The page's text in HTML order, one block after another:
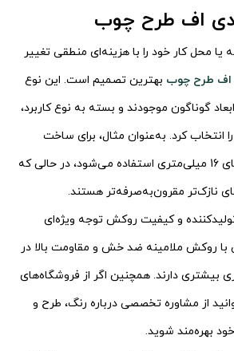
دی اف طرح چوب
یا محل کار خود را با هزینه‌ای منطقی تغییر
اف طرح چوب بهترین تصمیم است. این نوع
گوناگون موجودند و بسته به نوع کاربرد،
انتخاب کرد. به‌عنوان مثال، برای ساخت
کابینت‌ها معمولاً ورق‌های 16 میلی‌متری استفاده می‌شود، در حالی که
نازک‌تر مقرون‌به‌صرفه‌تر هستند.
و کیفیت روکش توجه ویژه‌ای
با روکش ملامینه ضد خش و مقاومت بالا در
بیشتری دارند. همچنین اگر از فروشگاه‌های
از مشاوره تخصصی درباره رنگ، طرح و
بهره‌مند شوید.